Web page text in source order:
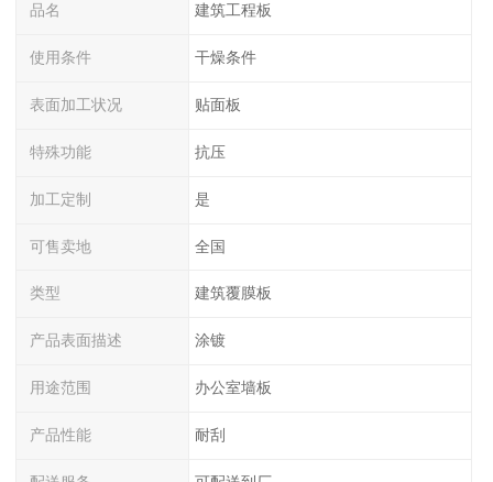
品名 建筑工程板
使用条件 干燥条件
表面加工状况 贴面板
特殊功能 抗压
加工定制 是
可售卖地 全国
类型 建筑覆膜板
产品表面描述 涂镀
用途范围 办公室墙板
产品性能 耐刮